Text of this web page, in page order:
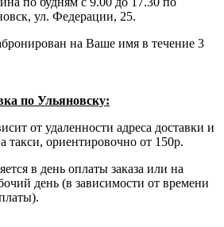
ул. Федерации, 25.
на Ваше имя в течение 3
по Ульяновску:
от удаленности адреса доставки и
такси, ориентировочно от 150р.
в день оплаты заказа или на
день (в зависимости от времени